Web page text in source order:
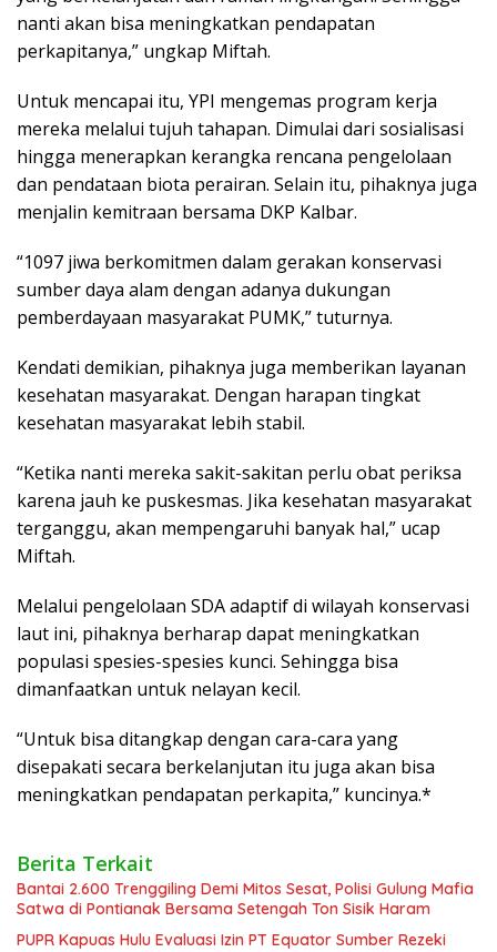
nanti akan bisa meningkatkan pendapatan
perkapitanya,” ungkap Miftah.
Untuk mencapai itu, YPI mengemas program kerja
mereka melalui tujuh tahapan. Dimulai dari sosialisasi
hingga menerapkan kerangka rencana pengelolaan
dan pendataan biota perairan. Selain itu, pihaknya juga
menjalin kemitraan bersama DKP Kalbar.
“1097 jiwa berkomitmen dalam gerakan konservasi
sumber daya alam dengan adanya dukungan
pemberdayaan masyarakat PUMK,” tuturnya.
Kendati demikian, pihaknya juga memberikan layanan
kesehatan masyarakat. Dengan harapan tingkat
kesehatan masyarakat lebih stabil.
“Ketika nanti mereka sakit-sakitan perlu obat periksa
karena jauh ke puskesmas. Jika kesehatan masyarakat
terganggu, akan mempengaruhi banyak hal,” ucap
Miftah.
Melalui pengelolaan SDA adaptif di wilayah konservasi
laut ini, pihaknya berharap dapat meningkatkan
populasi spesies-spesies kunci. Sehingga bisa
dimanfaatkan untuk nelayan kecil.
“Untuk bisa ditangkap dengan cara-cara yang
disepakati secara berkelanjutan itu juga akan bisa
meningkatkan pendapatan perkapita,” kuncinya.*
Berita Terkait
Bantai 2.600 Trenggiling Demi Mitos Sesat, Polisi Gulung Mafia
Satwa di Pontianak Bersama Setengah Ton Sisik Haram
PUPR Kapuas Hulu Evaluasi Izin PT Equator Sumber Rezeki